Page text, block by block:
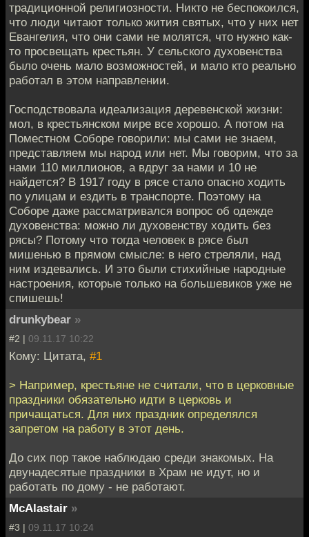
традиционной религиозности. Никто не беспокоился,
что люди читают только жития святых, что у них нет
Евангелия, что они сами не молятся, что нужно как-
то просвещать крестьян. У сельского духовенства
было очень мало возможностей, и мало кто реально
работал в этом направлении.
Господствовала идеализация деревенской жизни:
мол, в крестьянском мире все хорошо. А потом на
Поместном Соборе говорили: мы сами не знаем,
представляем мы народ или нет. Мы говорим, что за
нами 110 миллионов, а вдруг за нами и 10 не
найдется? В 1917 году в рясе стало опасно ходить
по улицам и ездить в транспорте. Поэтому на
Соборе даже рассматривался вопрос об одежде
духовенства: можно ли духовенству ходить без
рясы? Потому что тогда человек в рясе был
мишенью в прямом смысле: в него стреляли, над
ним издевались. И это были стихийные народные
настроения, которые только на большевиков уже не
спишешь!
drunkybear »
#2 | 09.11.17 10:22
Кому: Цитата, #1
> Например, крестьяне не считали, что в церковные
праздники обязательно идти в церковь и
причащаться. Для них праздник определялся
запретом на работу в этот день.
До сих пор такое наблюдаю среди знакомых. На
двунадесятые праздники в Храм не идут, но и
работать по дому - не работают.
McAlastair »
#3 | 09.11.17 10:24